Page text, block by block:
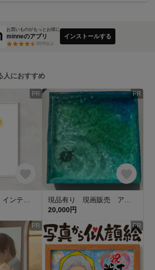
お買いものがもっとお得に
minneのアプリ
3万件以上
インストールする
人におすすめ
PR PR
20,000円
PR PR